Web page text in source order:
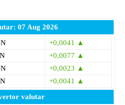
07 Aug 2026
+0,0041 ▲
+0,0077 ▲
+0,0023 ▲
+0,0041 ▲
valutar